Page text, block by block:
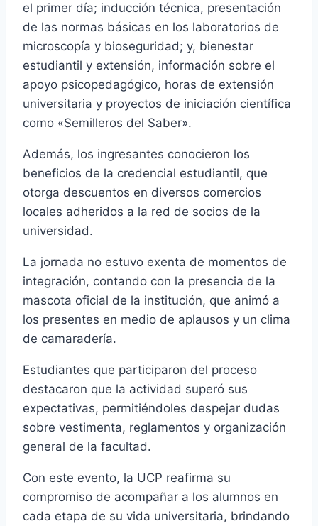
el primer día; inducción técnica, presentación
de las normas básicas en los laboratorios de
microscopía y bioseguridad; y, bienestar
estudiantil y extensión, información sobre el
apoyo psicopedagógico, horas de extensión
universitaria y proyectos de iniciación científica
como «Semilleros del Saber».
Además, los ingresantes conocieron los
beneficios de la credencial estudiantil, que
otorga descuentos en diversos comercios
locales adheridos a la red de socios de la
universidad.
La jornada no estuvo exenta de momentos de
integración, contando con la presencia de la
mascota oficial de la institución, que animó a
los presentes en medio de aplausos y un clima
de camaradería.
Estudiantes que participaron del proceso
destacaron que la actividad superó sus
expectativas, permitiéndoles despejar dudas
sobre vestimenta, reglamentos y organización
general de la facultad.
Con este evento, la UCP reafirma su
compromiso de acompañar a los alumnos en
cada etapa de su vida universitaria, brindando